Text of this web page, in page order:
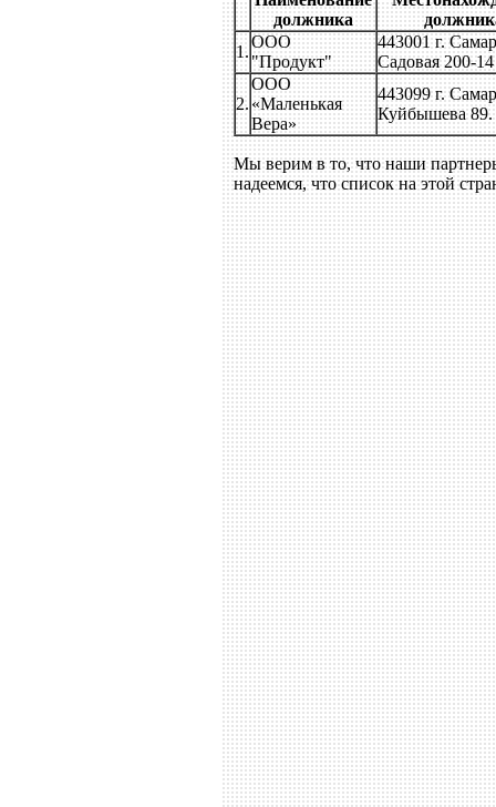
должника
1.
ООО
"Продукт"
443001 г.
Садовая 200-14
2.
ООО
«Маленькая
Вера»
443099 г.
Куйбышева 89.
Мы верим в то, что наши
надеемся, что список на этой